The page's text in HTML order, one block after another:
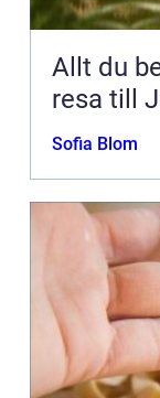
Allt du
resa till
Sofia Blom